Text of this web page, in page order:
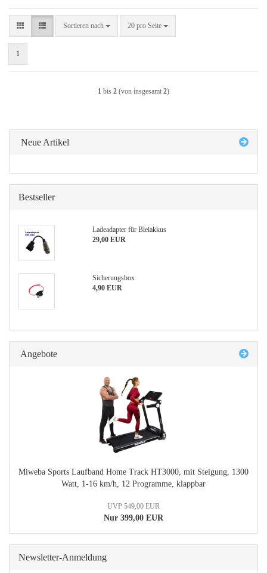
Sortieren nach
Sortieren nach 20 pro Seite
pro Seite
1
1 bis 2 (von insgesamt 2)
Neue Artikel
Bestseller
Ladeadapter für Bleiakkus
29,00 EUR
Sicherungsbox
4,90 EUR
Angebote
Miweba Sports Laufband Home Track HT3000, mit Steigung, 1300
Watt, 1-16 km/h, 12 Programme, klappbar
UVP 549,00 EUR
Nur 399,00 EUR
Newsletter-Anmeldung